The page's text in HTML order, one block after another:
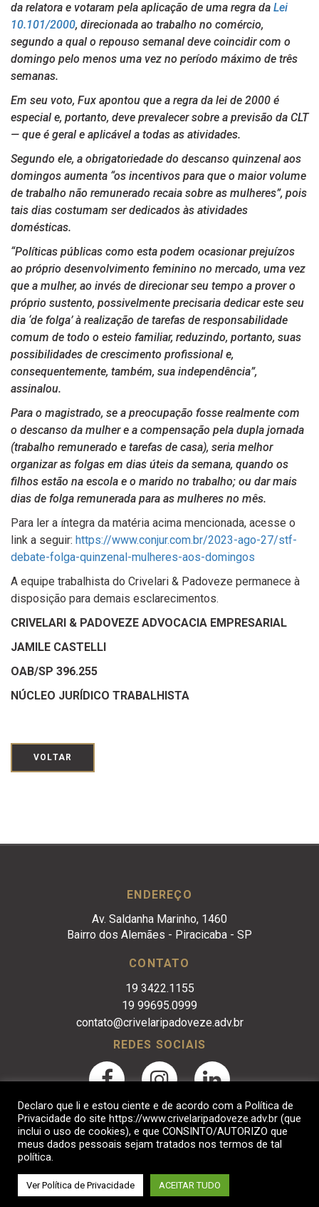
da relatora e votaram pela aplicação de uma regra da Lei
10.101/2000, direcionada ao trabalho no comércio,
segundo a qual o repouso semanal deve coincidir com o
domingo pelo menos uma vez no período máximo de três
semanas.
Em seu voto, Fux apontou que a regra da lei de 2000 é
especial e, portanto, deve prevalecer sobre a previsão da CLT
— que é geral e aplicável a todas as atividades.
Segundo ele, a obrigatoriedade do descanso quinzenal aos
domingos aumenta “os incentivos para que o maior volume
de trabalho não remunerado recaia sobre as mulheres”, pois
tais dias costumam ser dedicados às atividades
domésticas.
“Políticas públicas como esta podem ocasionar prejuízos
ao próprio desenvolvimento feminino no mercado, uma vez
que a mulher, ao invés de direcionar seu tempo a prover o
próprio sustento, possivelmente precisaria dedicar este seu
dia ‘de folga’ à realização de tarefas de responsabilidade
comum de todo o esteio familiar, reduzindo, portanto, suas
possibilidades de crescimento profissional e,
consequentemente, também, sua independência”,
assinalou.
Para o magistrado, se a preocupação fosse realmente com
o descanso da mulher e a compensação pela dupla jornada
(trabalho remunerado e tarefas de casa), seria melhor
organizar as folgas em dias úteis da semana, quando os
filhos estão na escola e o marido no trabalho; ou dar mais
dias de folga remunerada para as mulheres no mês.
Para ler a íntegra da matéria acima mencionada, acesse o
link a seguir: https://www.conjur.com.br/2023-ago-27/stf-
debate-folga-quinzenal-mulheres-aos-domingos
A equipe trabalhista do Crivelari & Padoveze permanece à
disposição para demais esclarecimentos.
CRIVELARI & PADOVEZE ADVOCACIA EMPRESARIAL
JAMILE CASTELLI
OAB/SP 396.255
NÚCLEO JURÍDICO TRABALHISTA
VOLTAR
ENDEREÇO
Av. Saldanha Marinho, 1460
Bairro dos Alemães - Piracicaba - SP
CONTATO
19 3422.1155
19 99695.0999
contato@crivelaripadoveze.adv.br
REDES SOCIAIS
Crivelari & Padoveze Advocacia Empresarial. © 2017
Desenvolvido por
Declaro que li e estou ciente e de acordo com a Política de
Privacidade do site https://www.crivelaripadoveze.adv.br (que
inclui o uso de cookies), e que CONSINTO/AUTORIZO que
meus dados pessoais sejam tratados nos termos de tal
política.
Ver Política de Privacidade ACEITAR TUDO